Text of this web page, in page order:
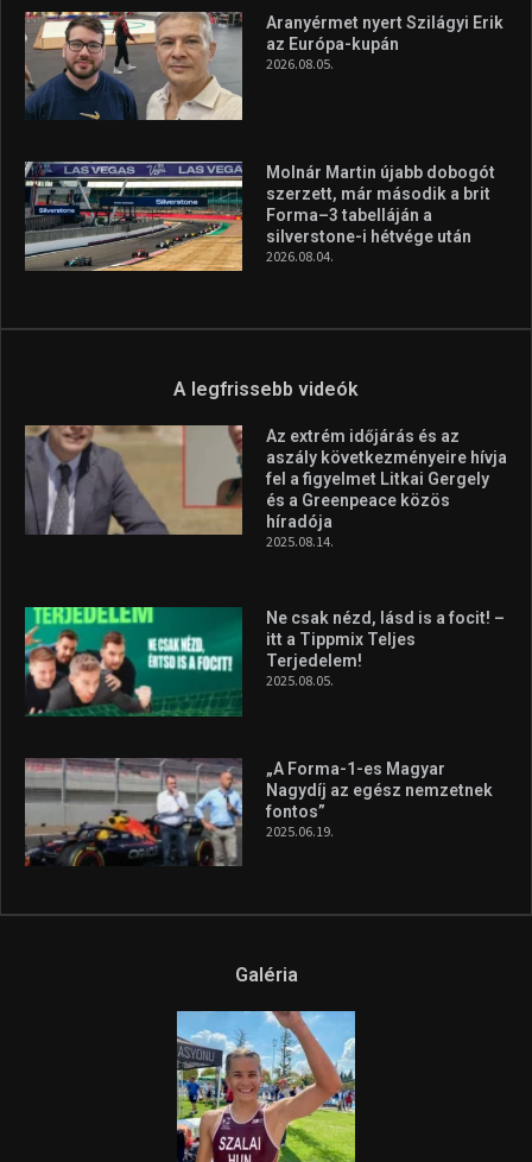
Aranyérmet nyert Szilágyi Erik
az Európa-kupán
2026.08.05.
Molnár Martin újabb dobogót
szerzett, már második a brit
Forma–3 tabelláján a
silverstone-i hétvége után
2026.08.04.
A legfrissebb videók
Az extrém időjárás és az
aszály következményeire hívja
fel a figyelmet Litkai Gergely
és a Greenpeace közös
híradója
2025.08.14.
Ne csak nézd, lásd is a focit! –
itt a Tippmix Teljes
Terjedelem!
2025.08.05.
„A Forma-1-es Magyar
Nagydíj az egész nemzetnek
fontos”
2025.06.19.
Galéria